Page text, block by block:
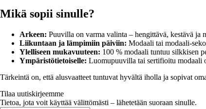
Mikä sopii sinulle?
Arkeen: Puuvilla on varma valinta – hengittävä, kestävä ja
Liikuntaan ja lämpimiin päiviin: Modaali tai modaali-
Ylelliseen mukavuuteen: 100 % modaali tuntuu silkkisen
Ympäristötietoiselle: Luomupuuvilla tai sertifioitu modaali
Tärkeintä on, että alusvaatteet tuntuvat hyvältä iholla ja sopivat
Tilaa uutiskirjeemme
Tietoa, jota voit käyttää välittömästi – lähetetään suoraan sinulle.